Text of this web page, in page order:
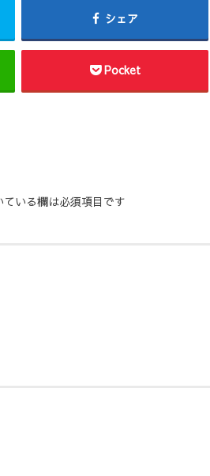
シェア
Pocket
ている欄は必須項目です